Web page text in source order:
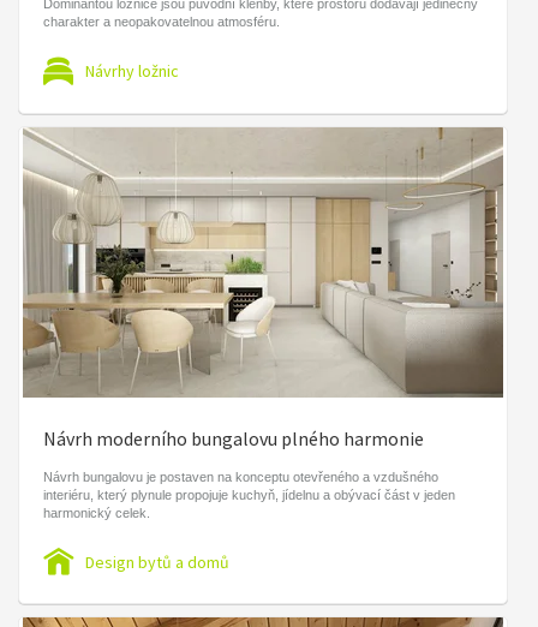
Dominantou ložnice jsou původní klenby, které prostoru dodávají jedinečný
charakter a neopakovatelnou atmosféru.
Návrhy ložnic
Návrh moderního bungalovu plného harmonie
Návrh bungalovu je postaven na konceptu otevřeného a vzdušného
interiéru, který plynule propojuje kuchyň, jídelnu a obývací část v jeden
harmonický celek.
Design bytů a domů